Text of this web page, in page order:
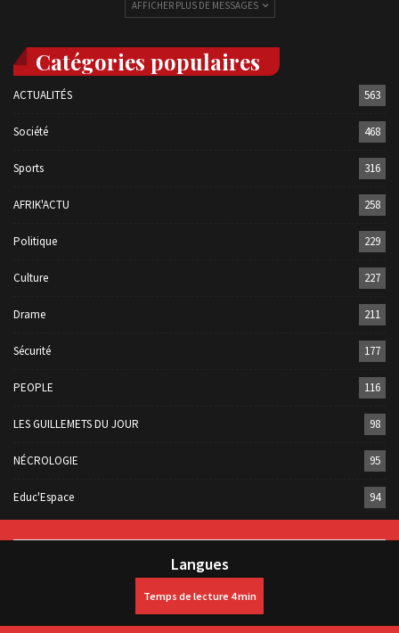
AFFICHER PLUS DE MESSAGES
Catégories populaires
ACTUALITÉS 563
Société 468
Sports 316
AFRIK'ACTU 258
Politique 229
Culture 227
Drame 211
Sécurité 177
PEOPLE 116
LES GUILLEMETS DU JOUR 98
NÉCROLOGIE 95
Educ'Espace 94
Langues